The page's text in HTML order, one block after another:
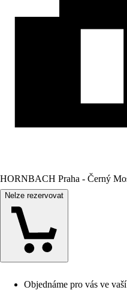
HORNBACH Praha - Černý
Nelze rezervovat
Objednáme pro vás ve